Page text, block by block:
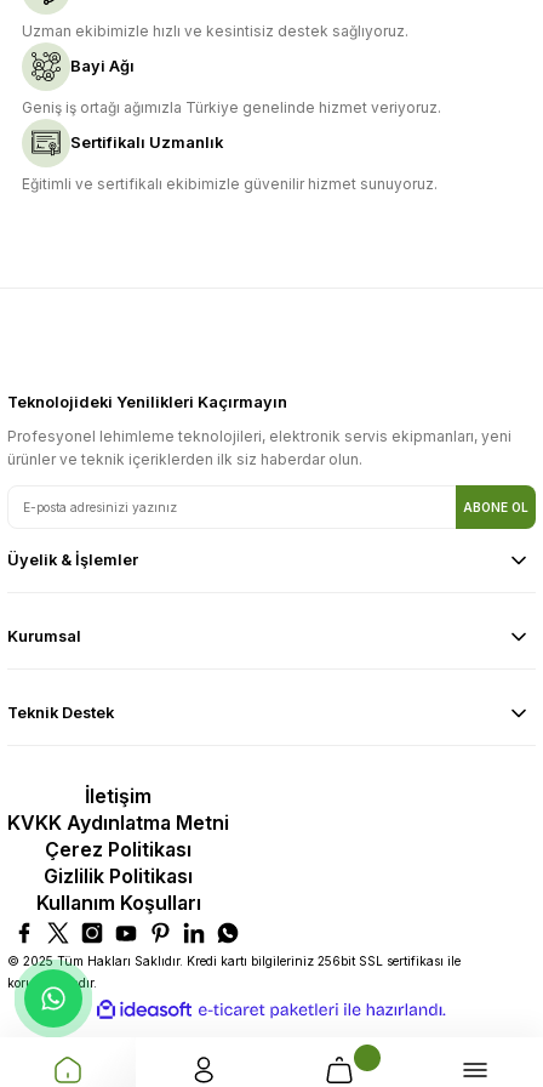
Uzman ekibimizle hızlı ve kesintisiz destek sağlıyoruz.
Bayi Ağı
Geniş iş ortağı ağımızla Türkiye genelinde hizmet veriyoruz.
Sertifikalı Uzmanlık
Eğitimli ve sertifikalı ekibimizle güvenilir hizmet sunuyoruz.
Teknolojideki Yenilikleri Kaçırmayın
Profesyonel lehimleme teknolojileri, elektronik servis ekipmanları, yeni
ürünler ve teknik içeriklerden ilk siz haberdar olun.
ABONE OL
Üyelik & İşlemler
Kurumsal
Teknik Destek
İletişim
KVKK Aydınlatma Metni
Çerez Politikası
Gizlilik Politikası
Kullanım Koşulları
© 2025 Tüm Hakları Saklıdır. Kredi kartı bilgileriniz 256bit SSL sertifikası ile
korunmaktadır.
ideasoft
e-
paketleri